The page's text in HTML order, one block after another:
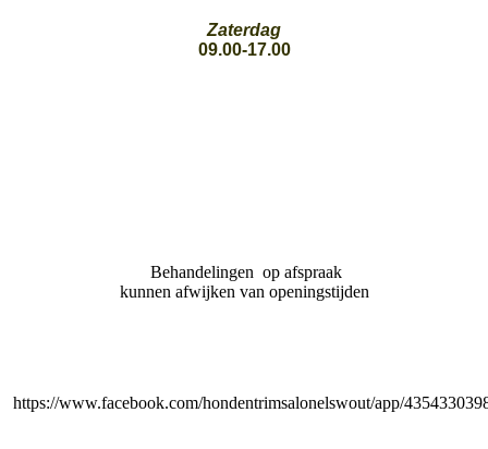
Zaterdag
09.00-17.00
Behandelingen op afspraak
kunnen afwijken van openingstijden
https://www.facebook.com/hondentrimsalonelswout/app/